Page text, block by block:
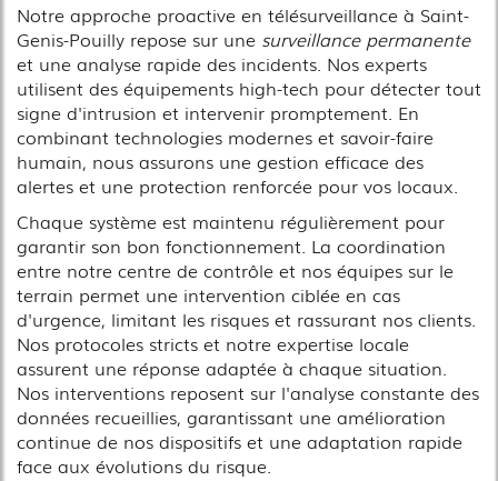
Notre approche proactive en télésurveillance à Saint-
Genis-Pouilly repose sur une surveillance permanente
et une analyse rapide des incidents. Nos experts
utilisent des équipements high-tech pour détecter tout
signe d'intrusion et intervenir promptement. En
combinant technologies modernes et savoir-faire
humain, nous assurons une gestion efficace des
alertes et une protection renforcée pour vos locaux.
Chaque système est maintenu régulièrement pour
garantir son bon fonctionnement. La coordination
entre notre centre de contrôle et nos équipes sur le
terrain permet une intervention ciblée en cas
d'urgence, limitant les risques et rassurant nos clients.
Nos protocoles stricts et notre expertise locale
assurent une réponse adaptée à chaque situation.
Nos interventions reposent sur l'analyse constante des
données recueillies, garantissant une amélioration
continue de nos dispositifs et une adaptation rapide
face aux évolutions du risque.